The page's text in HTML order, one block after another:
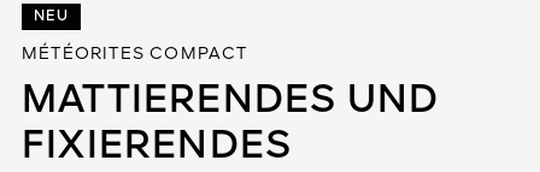
NEU
MÉTÉORITES COMPACT
MATTIERENDES UND
FIXIERENDES